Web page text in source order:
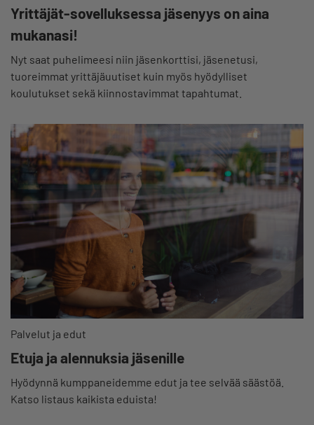
Yrittäjät-sovelluksessa jäsenyys on aina
mukanasi!
Nyt saat puhelimeesi niin jäsenkorttisi, jäsenetusi,
tuoreimmat yrittäjäuutiset kuin myös hyödylliset
koulutukset sekä kiinnostavimmat tapahtumat.
Palvelut ja edut
Etuja ja alennuksia jäsenille
Hyödynnä kumppaneidemme edut ja tee selvää säästöä.
Katso listaus kaikista eduista!